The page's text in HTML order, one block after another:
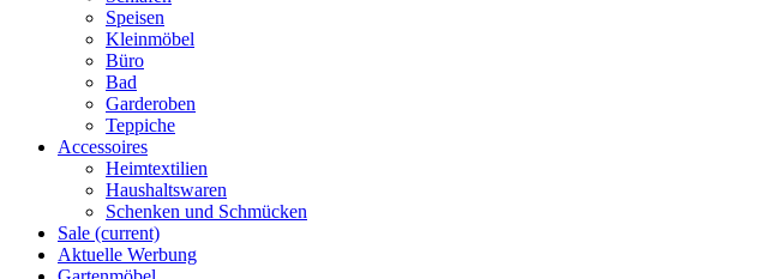
Speisen
Kleinmöbel
Büro
Bad
Garderoben
Teppiche
Accessoires
Heimtextilien
Haushaltswaren
Schenken und Schmücken
Sale (current)
Aktuelle Werbung